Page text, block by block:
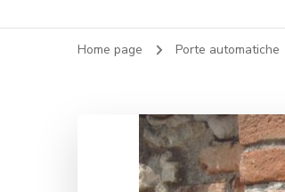
Home page Porte automatiche